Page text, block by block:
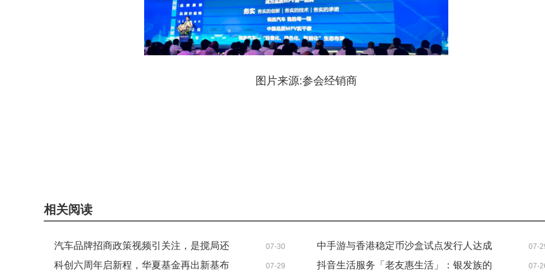
图片来源:参会经销商
相关阅读
汽车品牌招商政策视频引关注，是搅局还
是破局？
07-30
中手游与香港稳定币沙盒试点发行人达成
合作意向，抢滩Web3支付新机遇
07-
科创六周年启新程，华夏基金再出新基布 07-29 抖音生活服务「老友惠生活」：银发族的 07-